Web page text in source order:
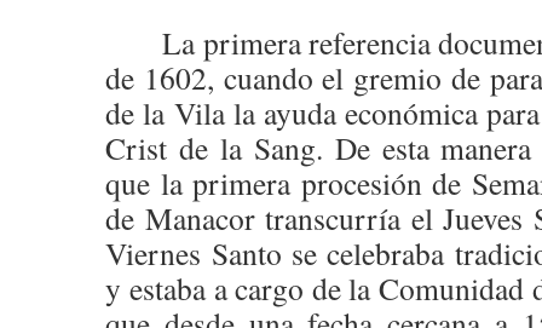
La primera referencia
de 1602, cuando el gremio de
de la Vila la ayuda económica
Crist de la Sang. De esta
que la primera procesión de
de Manacor transcurría el Jueves
Viernes Santo se celebraba
y estaba a cargo de la Comunidad